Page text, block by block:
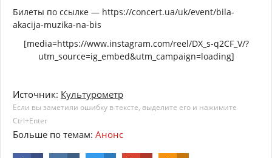
Билеты по ссылке — https://concert.ua/uk/event/bila-
akacija-muzika-na-bis
[media=https://www.instagram.com/reel/DX_s-q2CF_V/?
utm_source=ig_embed&utm_campaign=loading]
Источник: Культурометр
Если вы заметили ошибку в тексте, выделите его и нажимите
Ctrl+Enter
Больше по темам: Анонс